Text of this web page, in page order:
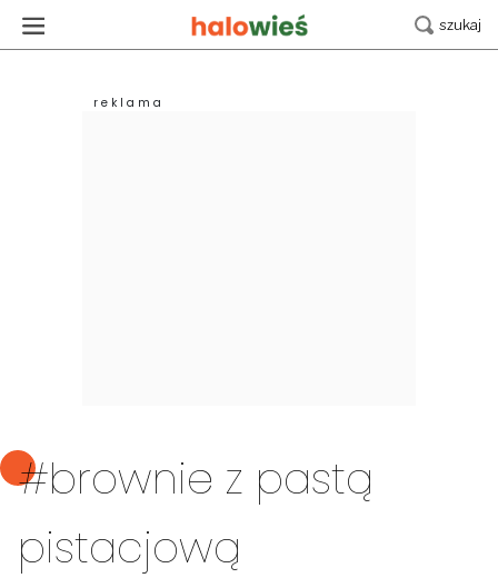
#brownie z pastą
pistacjową